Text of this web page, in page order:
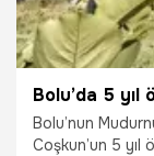
Bolu’nun
Coşkun’un 5